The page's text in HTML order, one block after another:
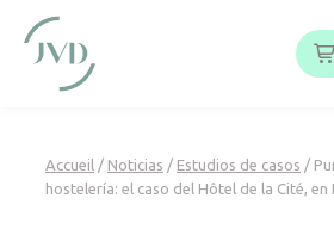
Accueil / Noticias / Estudios de casos /
hostelería: el caso del Hôtel de la Cité, en
Panel de gestión de cookies